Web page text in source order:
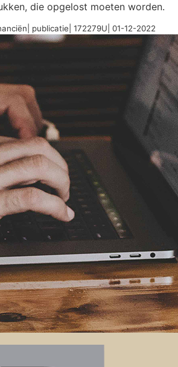
die opgelost moeten worden.
publicatie| 172279U| 01-12-2022